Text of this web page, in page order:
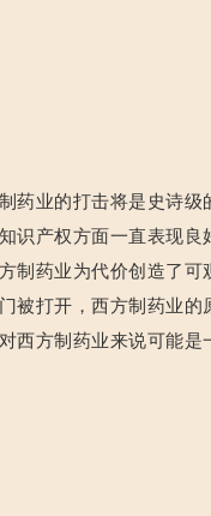
药业的打击将是史诗级
识产权方面一直表现良
制药业为代价创造了可
被打开，西方制药业的
西方制药业来说可能是